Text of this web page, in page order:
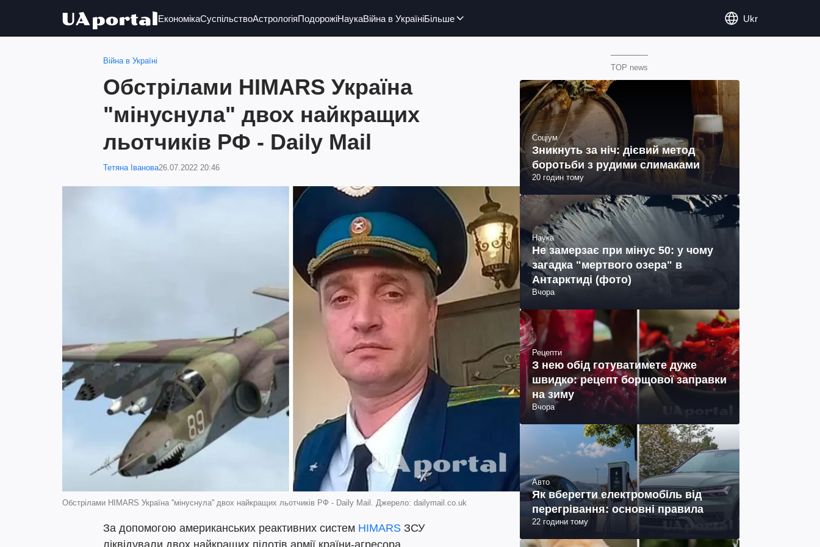
ЕкономікаСуспільствоАстрологіяПодорожіНаукаВійна в УкраїніБільше Ukr
Війна в Україні
Обстрілами HIMARS Україна
"мінуснула" двох найкращих
льотчиків РФ - Daily Mail
Тетяна Іванова26.07.2022 20:46
Обстрілами HIMARS Україна ''мінуснула'' двох найкращих льотчиків РФ - Daily Mail. Джерело: dailymail.co.uk
За допомогою американських реактивних систем HIMARS ЗСУ
ліквідували двох найкращих пілотів армії країни-агресора.
TOP news
Соціум
Зникнуть за ніч: дієвий метод
боротьби з рудими слимаками
20 годин тому
Наука
Не замерзає при мінус 50: у чому
загадка "мертвого озера" в
Антарктиді (фото)
Вчора
Рецепти
З нею обід готуватимете дуже
швидко: рецепт борщової заправки
на зиму
Вчора
Авто
Як вберегти електромобіль від
перегрівання: основні правила
22 години тому